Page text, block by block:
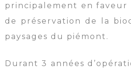
principalement en faveur
de préservation de la
paysages du piémont.
Durant 3 années